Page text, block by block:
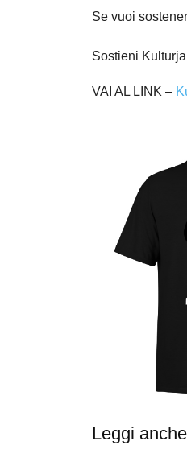
Se vuoi
Sostieni
VAI AL LINK –
Leggi anche